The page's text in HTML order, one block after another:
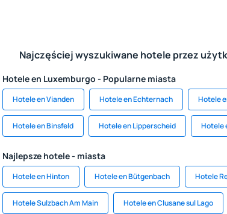
Najczęściej wyszukiwane hotele przez
Hotele en Luxemburgo - Popularne miasta
Hotele en Vianden Hotele en Echternach Hotele
Hotele en Binsfeld Hotele en Lipperscheid Hotele
Najlepsze hotele - miasta
Hotele en Hinton Hotele en Bütgenbach Hotele
Hotele Sulzbach Am Main Hotele en Clusane sul Lago